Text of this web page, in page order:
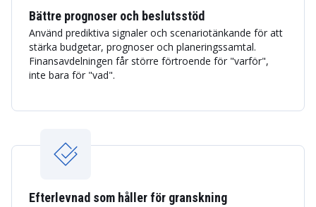
Bättre prognoser och beslutsstöd
Använd prediktiva signaler och scenariotänkande för att
stärka budgetar, prognoser och planeringssamtal.
Finansavdelningen får större förtroende för "varför",
inte bara för "vad".
Efterlevnad som håller för granskning